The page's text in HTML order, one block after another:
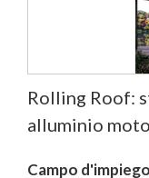
Rolling Roof:
alluminio
Campo